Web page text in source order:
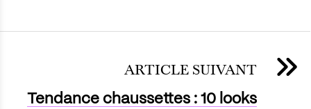
ARTICLE SUIVANT
Tendance chaussettes : 10 looks